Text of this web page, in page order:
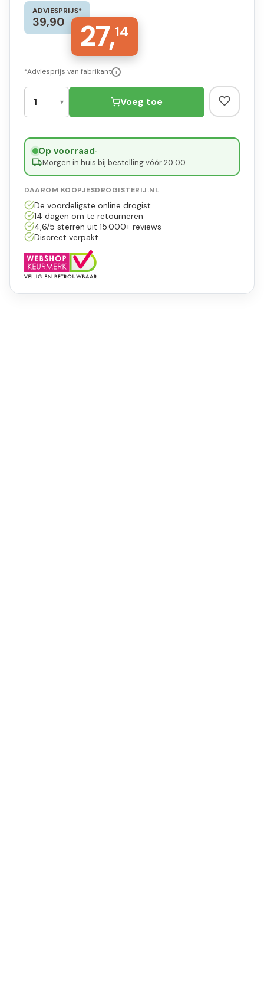
ADVIESPRIJS*
39,90 27,14
*Adviesprijs van fabrikant i
Voeg toe
Op voorraad·
Morgen in huis bij bestelling vóór 20:00
DAAROM KOOPJESDROGISTERIJ.NL
De voordeligste online drogist
14 dagen om te retourneren
4,6/5 sterren uit 15.000+ reviews
Discreet verpakt